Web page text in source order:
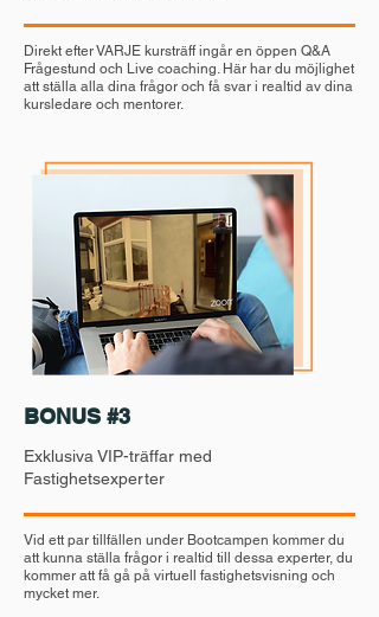
Direkt efter VARJE kursträff ingår en öppen Q&A
Frågestund och Live coaching. Här har du möjlighet
att ställa alla dina frågor och få svar i realtid av dina
kursledare och mentorer.
BONUS #3
Exklusiva VIP-träffar med
Fastighetsexperter
Vid ett par tillfällen under Bootcampen kommer du
att kunna ställa frågor i realtid till dessa experter, du
kommer att få gå på virtuell fastighetsvisning och
mycket mer.